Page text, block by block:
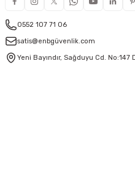
0552 107 71 06
satis@enbgüvenlik.com
Yeni Bayındır, Sağduyu Cd.